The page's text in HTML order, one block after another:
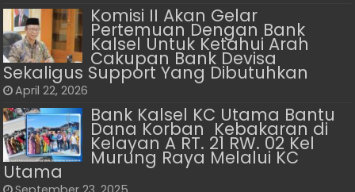
Komisi II Akan Gelar
Pertemuan Dengan Bank
Kalsel Untuk Ketahui Arah
Cakupan Bank Devisa
Sekaligus Support Yang Dibutuhkan
April 22, 2026
Bank Kalsel KC Utama Bantu
Dana Korban Kebakaran di
Kelayan A RT. 21 RW. 02 Kel
Murung Raya Melalui KC
Utama